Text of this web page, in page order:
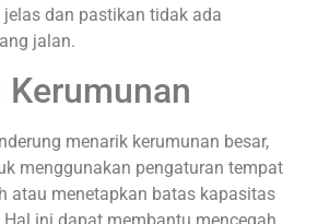
dan pastikan tidak ada
jalan.
menarik kerumunan besar,
menggunakan pengaturan tempat
atau menetapkan batas kapasitas